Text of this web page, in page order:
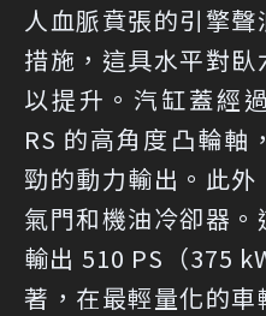
人血脈賁張的引擎
措施，這具水平對
以提升。汽缸蓋經
RS 的高角度凸輪軸
勁的動力輸出。此
氣門和機油冷卻器
輸出 510 PS（375
著，在最輕量化的